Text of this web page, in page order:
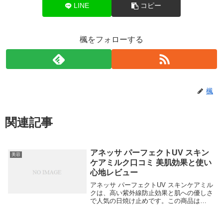
LINE コピー
楓をフォローする
楓
関連記事
美容
アネッサ パーフェクトUV スキン
ケアミルク口コミ 美肌効果と使い
心地レビュー
アネッサ パーフェクトUV スキンケアミル
クは、高い紫外線防止効果と肌への優しさ
で人気の日焼け止めです。この商品は